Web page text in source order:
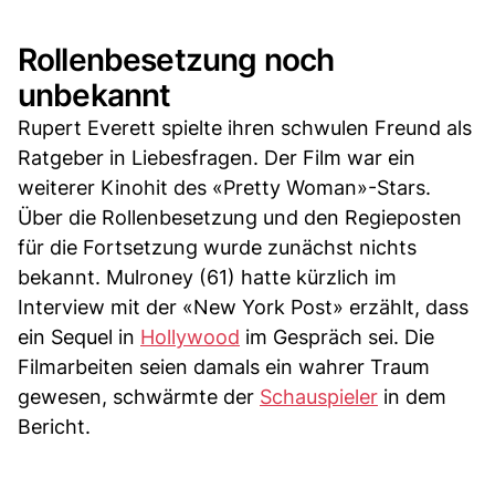
Rollenbesetzung noch
unbekannt
Rupert Everett spielte ihren schwulen Freund als
Ratgeber in Liebesfragen. Der Film war ein
weiterer Kinohit des «Pretty Woman»-Stars.
Über die Rollenbesetzung und den Regieposten
für die Fortsetzung wurde zunächst nichts
bekannt. Mulroney (61) hatte kürzlich im
Interview mit der «New York Post» erzählt, dass
ein Sequel in Hollywood im Gespräch sei. Die
Filmarbeiten seien damals ein wahrer Traum
gewesen, schwärmte der Schauspieler in dem
Bericht.